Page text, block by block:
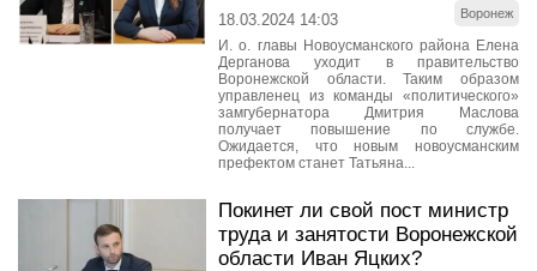
Воронеж
18.03.2024 14:03
И. о. главы Новоусманского района Елена
Дерганова уходит в правительство
Воронежской области. Таким образом
управленец из команды «политического»
замгубернатора Дмитрия Маслова
получает повышение по службе.
Ожидается, что новым новоусманским
префектом станет Татьяна...
Покинет ли свой пост министр
труда и занятости Воронежской
области Иван Яцких?